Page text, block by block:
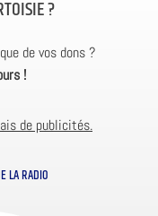
?
de vos dons ?
!
de publicités.
LA RADIO